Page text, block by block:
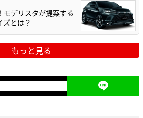
モデリスタが提案する
ズとは？
もっと見る